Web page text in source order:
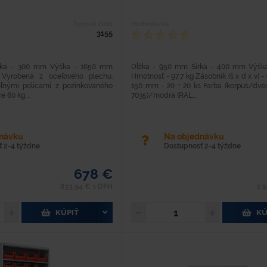
3155
- 300 mm Výška - 1650 mm
z oceľového plechu.
policami z pozinkovaného
60 kg,...
2-4 týždne
678 €
KÚPIŤ
Dĺžka - 950 mm Šírka - 400 mm
Hmotnosť - 97,7 kg Zásobník (š x d x v) -
150 mm - 20 + 20 ks Farba (korpus/
7035)/modrá (RAL...
Na objednávku
Dostupnosť 2-4 týždne